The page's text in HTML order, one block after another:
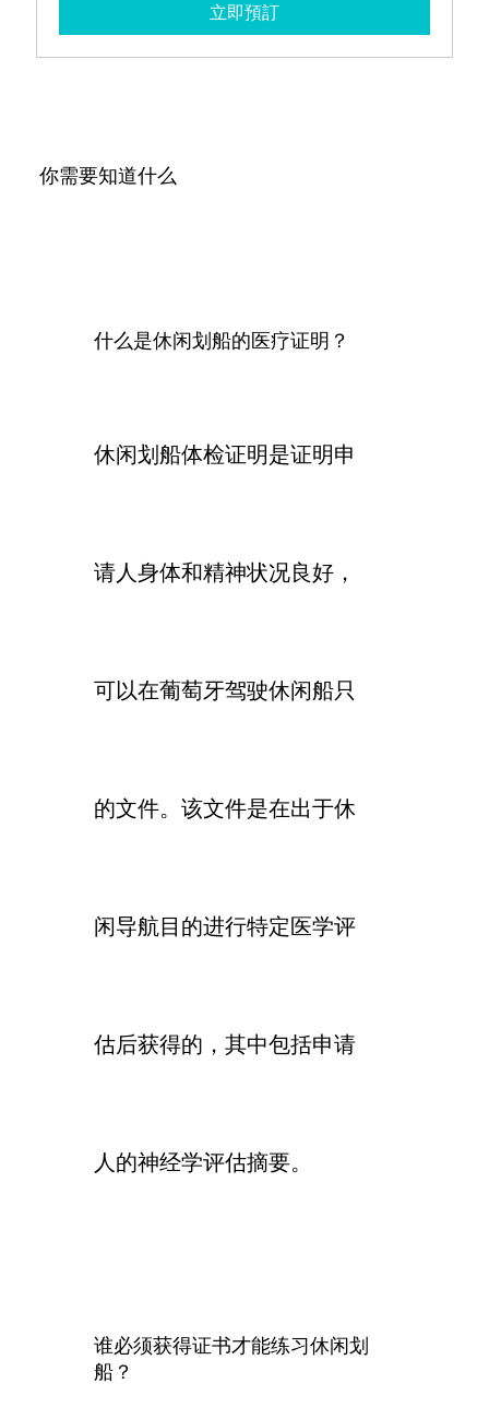
立即預訂
你需要知道什么
什么是休闲划船的医疗证明？
休闲划船体检证明是证明申
请人身体和精神状况良好，
可以在葡萄牙驾驶休闲船只
的文件。该文件是在出于休
闲导航目的进行特定医学评
估后获得的，其中包括申请
人的神经学评估摘要。
谁必须获得证书才能练习休闲划
船？